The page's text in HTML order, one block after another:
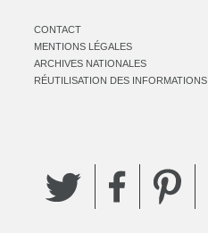
CONTACT
MENTIONS LÉGALES
ARCHIVES NATIONALES
RÉUTILISATION DES INFORMATIONS